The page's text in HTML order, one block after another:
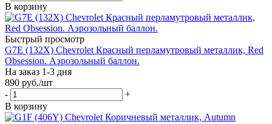
В корзину
Быстрый просмотр
G7E (132X) Chevrolet Красный перламутровый металлик, Red
Obsession. Аэрозольный баллон.
На заказ 1-3 дня
890 руб./шт
-
+
В корзину